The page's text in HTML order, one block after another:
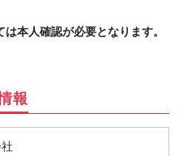
本人確認が必要となります。
報